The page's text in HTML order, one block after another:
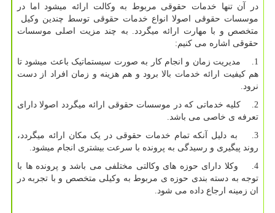
در آن تنها خدمات حقوقی مربوط به وکالت ارائه میشود اما در
موسسات حقوقی اصولا انواع خدمات حقوقی توسط چندین وکیل
متخصص و با مهارت ارائه میگردد. به چند مزیت اصلی موسسات
حقوقی اشاره می کنیم:
1. مدیریت زمان و انجام کار به صورت سیستماتیک باعث میشود تا
هم کیفیت ارائه خدمات بالا برود و هم هزینه و زمان افراد از دست
نرود.
2. کلیه خدماتی که در موسسات حقوقی ارائه میگردد اصولا دارای
تعرفه ی خاصی می باشد.
3. به دلیل آنکه تمام خدمات حقوقی در یک مکان ارائه میگردد،
روند پیگیری و رسیدگی به پرونده با سرعت بیشتری انجام میشود.
4. وکلا دارای حوزه های وکالتی مختلفی می باشد و پرونده ها با
توجه به دسته بندی حوزه ی مربوط به وکیلی متخصص و با تجربه در
ان زمینه ارجاع داده می شود.